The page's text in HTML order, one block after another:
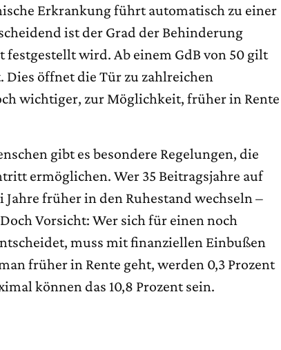
Erkrankung führt automatisch zu einer
ist der Grad der Behinderung
festgestellt wird. Ab einem GdB von 50 gilt
öffnet die Tür zu zahlreichen
wichtiger, zur Möglichkeit, früher in Rente
gibt es besondere Regelungen, die
ermöglichen. Wer 35 Beitragsjahre auf
früher in den Ruhestand wechseln –
Vorsicht: Wer sich für einen noch
muss mit finanziellen Einbußen
früher in Rente geht, werden 0,3 Prozent
können das 10,8 Prozent sein.